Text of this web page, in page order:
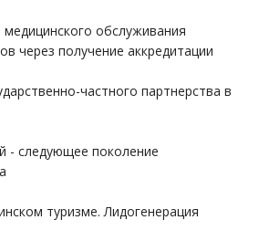
обслуживания
через получение аккредитации
частного партнерства в
- следующее поколение
туризме. Лидогенерация